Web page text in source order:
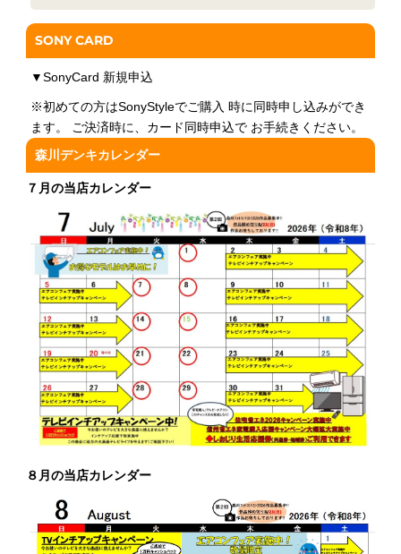
SONY CARD
▼SonyCard 新規申込
※初めての方はSonyStyleでご購入 時に同時申し込みができ
ます。 ご決済時に、カード同時申込で お手続きください。
森川デンキカレンダー
７月の当店カレンダー
８月の当店カレンダー